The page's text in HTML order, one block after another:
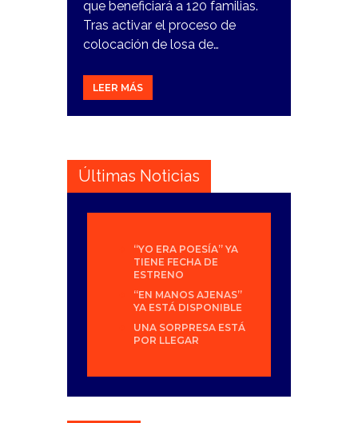
que beneficiará a 120 familias.
Tras activar el proceso de
colocación de losa de…
LEER MÁS
Últimas Noticias
“YO ERA POESÍA” YA
TIENE FECHA DE
ESTRENO
“EN MANOS AJENAS”
YA ESTÁ DISPONIBLE
UNA SORPRESA ESTÁ
POR LLEGAR